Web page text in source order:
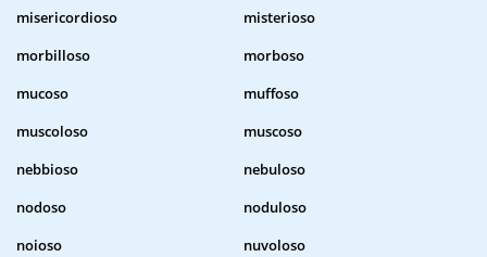
misericordioso
misterioso
morbilloso
morboso
mucoso
muffoso
muscoloso
muscoso
nebbioso
nebuloso
nodoso
noduloso
noioso
nuvoloso